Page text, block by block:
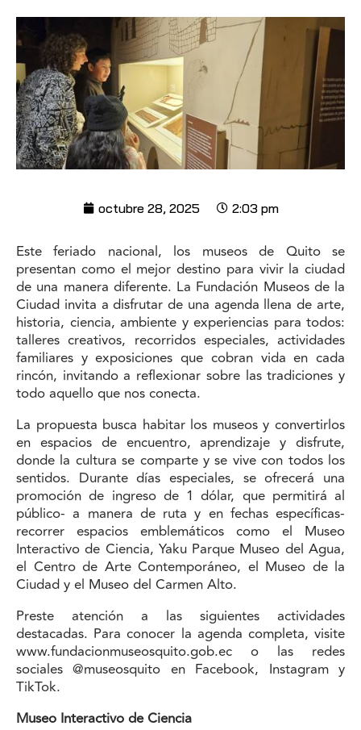
octubre 28, 2025 2:03 pm
Este feriado nacional, los museos de Quito se
presentan como el mejor destino para vivir la ciudad
de una manera diferente. La Fundación Museos de la
Ciudad invita a disfrutar de una agenda llena de arte,
historia, ciencia, ambiente y experiencias para todos:
talleres creativos, recorridos especiales, actividades
familiares y exposiciones que cobran vida en cada
rincón, invitando a reflexionar sobre las tradiciones y
todo aquello que nos conecta.
La propuesta busca habitar los museos y convertirlos
en espacios de encuentro, aprendizaje y disfrute,
donde la cultura se comparte y se vive con todos los
sentidos. Durante días especiales, se ofrecerá una
promoción de ingreso de 1 dólar, que permitirá al
público- a manera de ruta y en fechas específicas-
recorrer espacios emblemáticos como el Museo
Interactivo de Ciencia, Yaku Parque Museo del Agua,
el Centro de Arte Contemporáneo, el Museo de la
Ciudad y el Museo del Carmen Alto.
Preste atención a las siguientes actividades
destacadas. Para conocer la agenda completa, visite
www.fundacionmuseosquito.gob.ec o las redes
sociales @museosquito en Facebook, Instagram y
TikTok.
Museo Interactivo de Ciencia